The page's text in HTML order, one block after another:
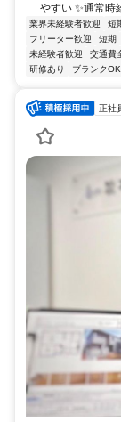
やすい ✨通常時
業界未経験者歓迎 短
フリーター歓迎
短期
未経験者歓迎
交通費
研修あり
ブランクOK
正社